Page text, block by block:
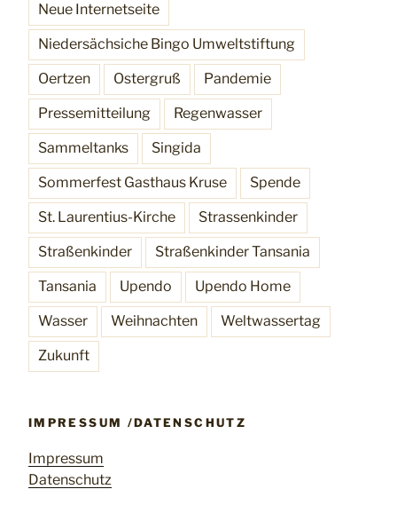
Neue Internetseite
Niedersächsiche Bingo Umweltstiftung
Oertzen Ostergruß Pandemie
Pressemitteilung Regenwasser
Sammeltanks Singida
Sommerfest Gasthaus Kruse Spende
St. Laurentius-Kirche Strassenkinder
Straßenkinder Straßenkinder Tansania
Tansania Upendo Upendo Home
Wasser Weihnachten Weltwassertag
Zukunft
IMPRESSUM /DATENSCHUTZ
Impressum
Datenschutz